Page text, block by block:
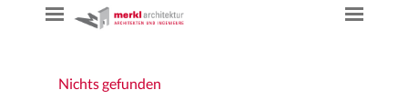
Nichts gefunden